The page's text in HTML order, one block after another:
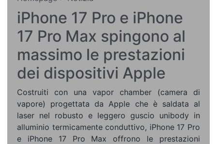
iPhone 17 Pro e iPhone
17 Pro Max spingono al
massimo le prestazioni
dei dispositivi Apple
Costruiti con una vapor chamber (camera di
vapore) progettata da Apple che è saldata al
laser nel robusto e leggero guscio unibody in
alluminio termicamente conduttivo, iPhone 17 Pro
e iPhone 17 Pro Max offrono le prestazioni